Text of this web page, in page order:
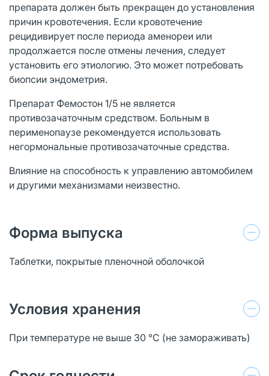
препарата должен быть прекращен до установления
причин кровотечения. Если кровотечение
рецидивирует после периода аменореи или
продолжается после отмены лечения, следует
установить его этиологию. Это может потребовать
биопсии эндометрия.
Препарат Фемостон 1/5 не является
противозачаточным средством. Больным в
перименопаузе рекомендуется использовать
негормональные противозачаточные средства.
Влияние на способность к управлению автомобилем
и другими механизмами неизвестно.
Форма выпуска
Таблетки, покрытые пленочной оболочкой
Условия хранения
При температуре не выше 30 °C (не замораживать)